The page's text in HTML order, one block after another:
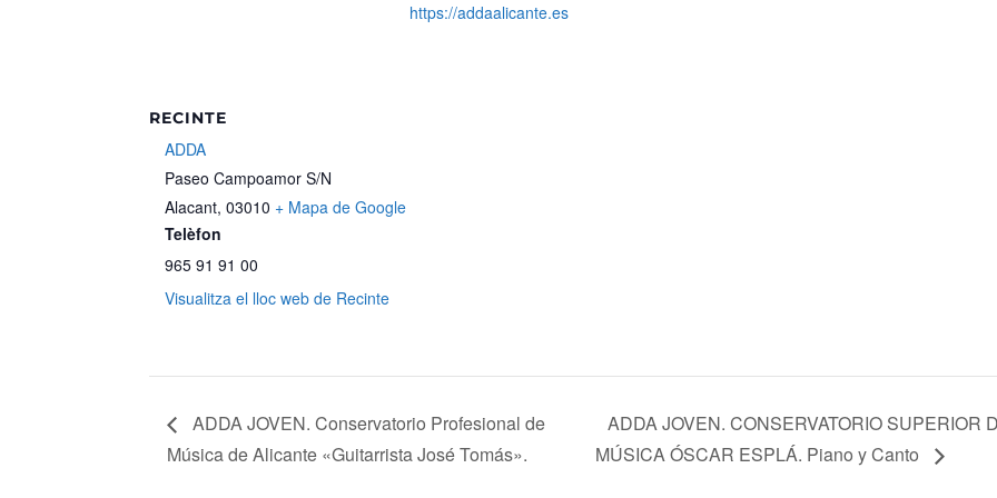
https://addaalicante.es
RECINTE
ADDA
Paseo Campoamor S/N
Alacant, 03010 + Mapa de Google
Telèfon
965 91 91 00
Visualitza el lloc web de Recinte
ADDA JOVEN. Conservatorio Profesional de
Música de Alicante «Guitarrista José Tomás».
ADDA JOVEN. CONSERVATORIO SUPERIOR
MÚSICA ÓSCAR ESPLÁ. Piano y Canto